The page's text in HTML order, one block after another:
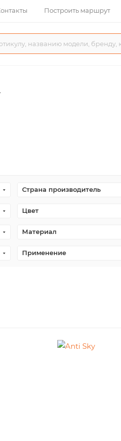
Построить маршрут
Страна производитель
Цвет
Материал
Применение